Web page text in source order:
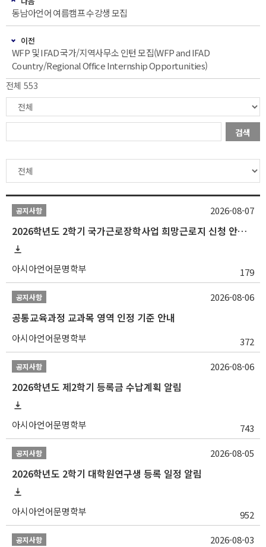
동남아언어 여름캠프 수강생 모집
이전
WFP 및 IFAD 국가/지역사무소 인턴 모집(WFP and IFAD
Country/Regional Office Internship Opportunities)
전체 553
검색
공지사항
2026학년도 2학기 국가근로장학사업 희망근로지 신청 안내
아시아언어문명학부 179
2026-08-07
공지사항
공통교육과정 교과목 영역 인정 기준 안내
아시아언어문명학부 372
2026-08-06
공지사항
2026학년도 제2학기 등록금 수납계획 알림
아시아언어문명학부 743
2026-08-06
공지사항
2026학년도 2학기 대학원연구생 등록 일정 알림
아시아언어문명학부 952
2026-08-05
공지사항 2026-08-03